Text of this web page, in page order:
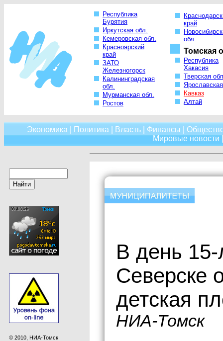
Республика
Бурятия
Иркутская обл.
Кемеровская обл.
Красноярский
край
ЗАТО
Железногорск
Калининградская
обл.
Мурманская обл.
Ростов
край
обл.
Томская
Республика
Хакасия
Тверская
Кавказ
Алтай
Экономика Политика Власть Финансы
Мировые новости
© 2010, НИА-Томск
В день
Северске
детская
НИА-Томск